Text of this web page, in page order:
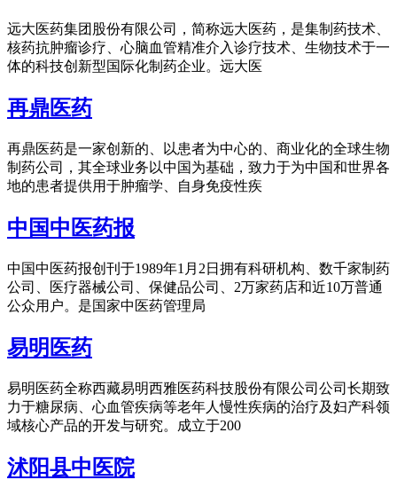
远大医药集团股份有限公司，简称远大医药，是集制药技术、
核药抗肿瘤诊疗、心脑血管精准介入诊疗技术、生物技术于一
体的科技创新型国际化制药企业。远大医
再鼎医药
再鼎医药是一家创新的、以患者为中心的、商业化的全球生物
制药公司，其全球业务以中国为基础，致力于为中国和世界各
地的患者提供用于肿瘤学、自身免疫性疾
中国中医药报
中国中医药报创刊于1989年1月2日拥有科研机构、数千家制药
公司、医疗器械公司、保健品公司、2万家药店和近10万普通
公众用户。是国家中医药管理局
易明医药
易明医药全称西藏易明西雅医药科技股份有限公司公司长期致
力于糖尿病、心血管疾病等老年人慢性疾病的治疗及妇产科领
域核心产品的开发与研究。成立于200
沭阳县中医院